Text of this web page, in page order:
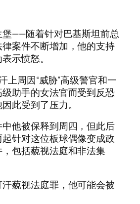
堡——随着针对巴基斯坦前总
案件不断增加，他的支持
示愤怒。
上周因“威胁”高级警官和一
助手的女法官而受到反恐
此受到了压力。
他被保释到周四，但此后
针对这位板球偶像变成政
包括藐视法庭和非法集
藐视法庭罪，他可能会被